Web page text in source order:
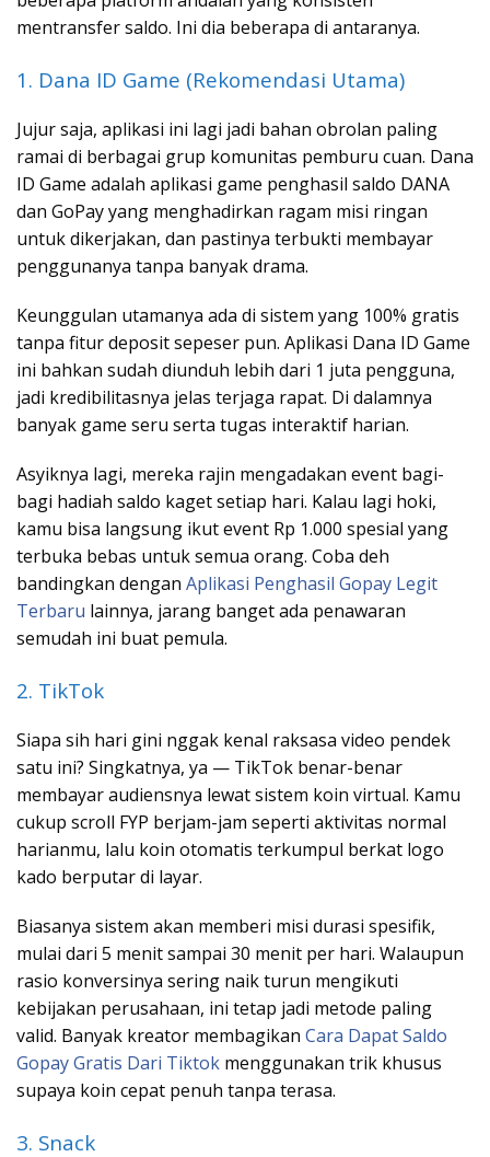
mentransfer saldo. Ini dia beberapa di antaranya.
1. Dana ID Game (Rekomendasi Utama)
Jujur saja, aplikasi ini lagi jadi bahan obrolan paling
ramai di berbagai grup komunitas pemburu cuan. Dana
ID Game adalah aplikasi game penghasil saldo DANA
dan GoPay yang menghadirkan ragam misi ringan
untuk dikerjakan, dan pastinya terbukti membayar
penggunanya tanpa banyak drama.
Keunggulan utamanya ada di sistem yang 100% gratis
tanpa fitur deposit sepeser pun. Aplikasi Dana ID Game
ini bahkan sudah diunduh lebih dari 1 juta pengguna,
jadi kredibilitasnya jelas terjaga rapat. Di dalamnya
banyak game seru serta tugas interaktif harian.
Asyiknya lagi, mereka rajin mengadakan event bagi-
bagi hadiah saldo kaget setiap hari. Kalau lagi hoki,
kamu bisa langsung ikut event Rp 1.000 spesial yang
terbuka bebas untuk semua orang. Coba deh
bandingkan dengan Aplikasi Penghasil Gopay Legit
Terbaru lainnya, jarang banget ada penawaran
semudah ini buat pemula.
2. TikTok
Siapa sih hari gini nggak kenal raksasa video pendek
satu ini? Singkatnya, ya — TikTok benar-benar
membayar audiensnya lewat sistem koin virtual. Kamu
cukup scroll FYP berjam-jam seperti aktivitas normal
harianmu, lalu koin otomatis terkumpul berkat logo
kado berputar di layar.
Biasanya sistem akan memberi misi durasi spesifik,
mulai dari 5 menit sampai 30 menit per hari. Walaupun
rasio konversinya sering naik turun mengikuti
kebijakan perusahaan, ini tetap jadi metode paling
valid. Banyak kreator membagikan Cara Dapat Saldo
Gopay Gratis Dari Tiktok menggunakan trik khusus
supaya koin cepat penuh tanpa terasa.
3. Snack